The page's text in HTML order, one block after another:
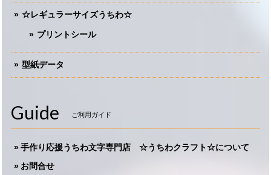
☆レギュラーサイズうちわ☆
プリントシール
型紙データ
Guide ご利用ガイド
手作り応援うちわ文字専門店 ☆うちわクラフト☆について
お問合せ